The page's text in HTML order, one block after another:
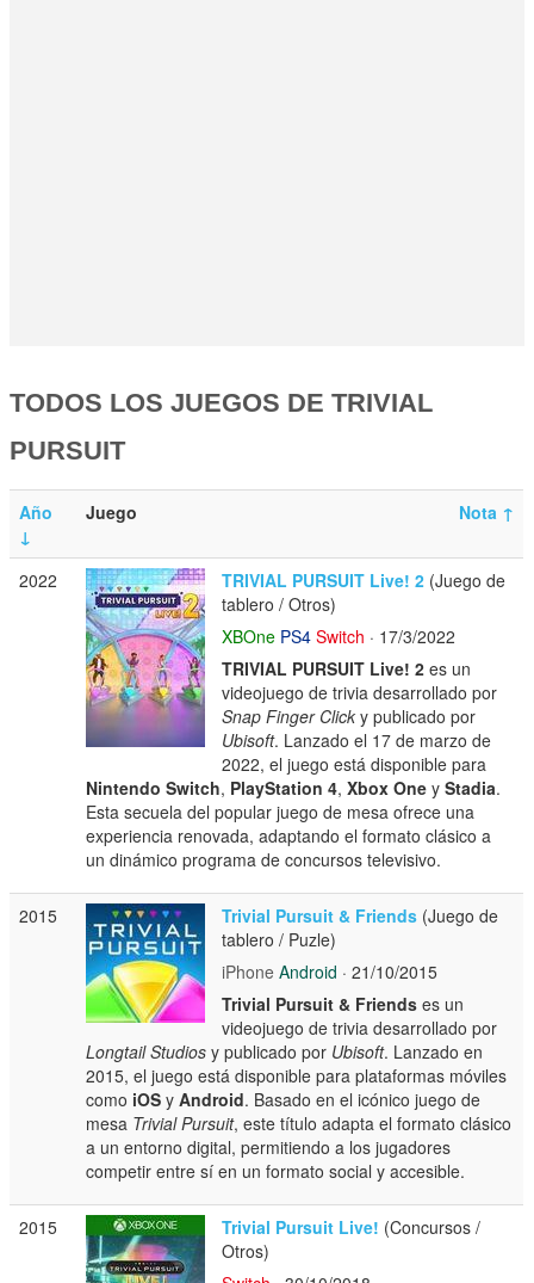
TODOS LOS JUEGOS DE TRIVIAL
PURSUIT
Año
↓
Nota ↑
Juego
2022 TRIVIAL PURSUIT Live! 2 (Juego de
tablero / Otros)
XBOne PS4 Switch · 17/3/2022
TRIVIAL PURSUIT Live! 2 es un
videojuego de trivia desarrollado por
Snap Finger Click y publicado por
Ubisoft. Lanzado el 17 de marzo de
2022, el juego está disponible para
Nintendo Switch, PlayStation 4,Xbox One yStadia.
Esta secuela del popular juego de mesa ofrece una
experiencia renovada, adaptando el formato clásico a
un dinámico programa de concursos televisivo.
2015 Trivial Pursuit & Friends (Juego de
tablero / Puzle)
iPhone Android · 21/10/2015
Trivial Pursuit & Friends es un
videojuego de trivia desarrollado por
Longtail Studios y publicado por Ubisoft. Lanzado en
2015, el juego está disponible para plataformas móviles
como iOS yAndroid. Basado en el icónico juego de
mesa Trivial Pursuit, este título adapta el formato clásico
a un entorno digital, permitiendo a los jugadores
competir entre sí en un formato social y accesible.
2015 Trivial Pursuit Live! (Concursos /
Otros)